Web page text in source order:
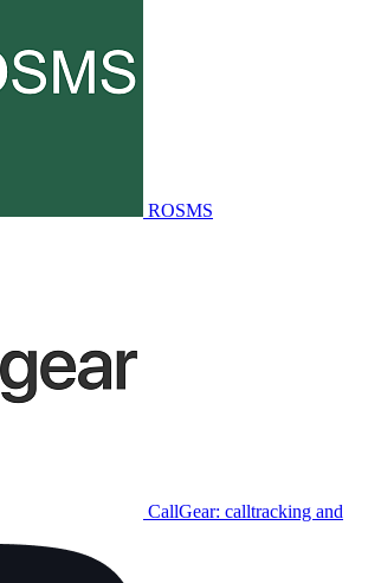
ROSMS
CallGear: calltracking and